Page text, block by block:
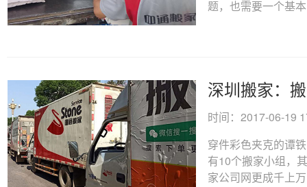
题，也需要一个基
深圳搬家：
时间：2017-06-19
穿件彩色夹克的谭
有10个搬家小组，
家公司网更成千上